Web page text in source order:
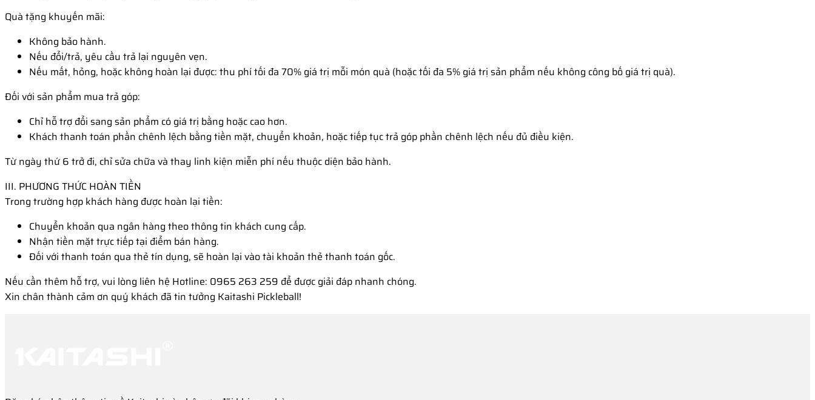
Quà tặng khuyến mãi:
Không bảo hành.
Nếu đổi/trả, yêu cầu trả lại nguyên vẹn.
Nếu mất, hỏng, hoặc không hoàn lại được: thu phí tối đa 70% giá trị mỗi món quà (hoặc tối đa 5% giá trị sản phẩm nếu không công bố giá trị quà).
Đối với sản phẩm mua trả góp:
Chỉ hỗ trợ đổi sang sản phẩm có giá trị bằng hoặc cao hơn.
Khách thanh toán phần chênh lệch bằng tiền mặt, chuyển khoản, hoặc tiếp tục trả góp phần chênh lệch nếu đủ điều kiện.
Từ ngày thứ 6 trở đi, chỉ sửa chữa và thay linh kiện miễn phí nếu thuộc diện bảo hành.
III. PHƯƠNG THỨC HOÀN TIỀN
Trong trường hợp khách hàng được hoàn lại tiền:
Chuyển khoản qua ngân hàng theo thông tin khách cung cấp.
Nhận tiền mặt trực tiếp tại điểm bán hàng.
Đối với thanh toán qua thẻ tín dụng, sẽ hoàn lại vào tài khoản thẻ thanh toán gốc.
Nếu cần thêm hỗ trợ, vui lòng liên hệ Hotline: 0965 263 259 để được giải đáp nhanh chóng.
Xin chân thành cảm ơn quý khách đã tin tưởng Kaitashi Pickleball!